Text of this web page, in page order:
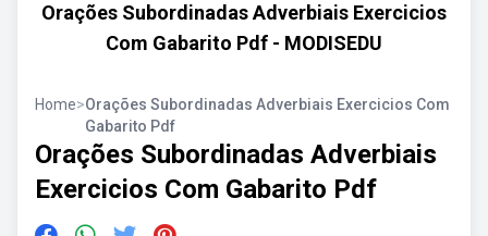
Orações Subordinadas Adverbiais Exercicios
Com Gabarito Pdf - MODISEDU
Home>Orações Subordinadas Adverbiais Exercicios Com
Gabarito Pdf
Orações Subordinadas Adverbiais
Exercicios Com Gabarito Pdf